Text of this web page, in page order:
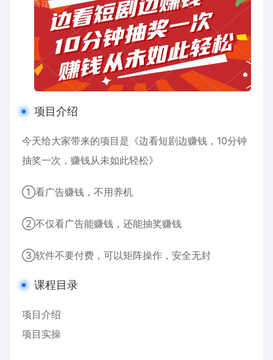
项目介绍
今天给大家带来的项目是《边看短剧边赚钱，10分钟
抽奖一次，赚钱从未如此轻松》
①看广告赚钱，不用养机
②不仅看广告能赚钱，还能抽奖赚钱
③软件不要付费，可以矩阵操作，安全无封
课程目录
项目介绍
项目实操